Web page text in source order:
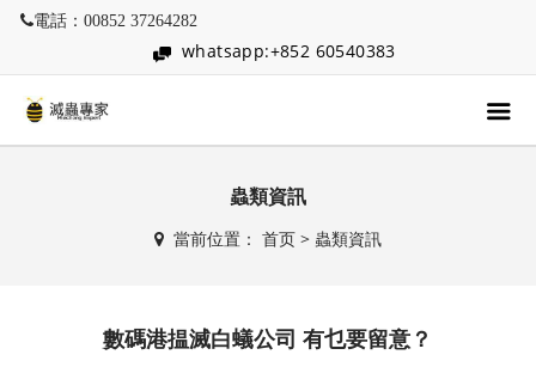
電話：00852 37264282
whatsapp:+852 60540383
蟲類資訊
當前位置： 首页> 蟲類資訊
數碼港揾滅白蟻公司 有乜要留意？